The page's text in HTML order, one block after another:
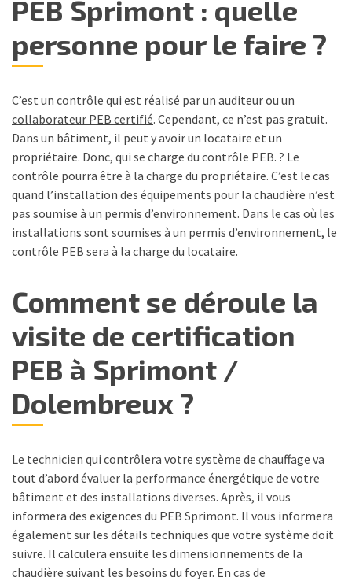
PEB Sprimont : quelle
personne pour le faire ?
C’est un contrôle qui est réalisé par un auditeur ou un
collaborateur PEB certifié. Cependant, ce n’est pas gratuit.
Dans un bâtiment, il peut y avoir un locataire et un
propriétaire. Donc, qui se charge du contrôle PEB. ? Le
contrôle pourra être à la charge du propriétaire. C’est le cas
quand l’installation des équipements pour la chaudière n’est
pas soumise à un permis d’environnement. Dans le cas où les
installations sont soumises à un permis d’environnement, le
contrôle PEB sera à la charge du locataire.
Comment se déroule la
visite de certification
PEB à Sprimont /
Dolembreux ?
Le technicien qui contrôlera votre système de chauffage va
tout d’abord évaluer la performance énergétique de votre
bâtiment et des installations diverses. Après, il vous
informera des exigences du PEB Sprimont. Il vous informera
également sur les détails techniques que votre système doit
suivre. Il calculera ensuite les dimensionnements de la
chaudière suivant les besoins du foyer. En cas de